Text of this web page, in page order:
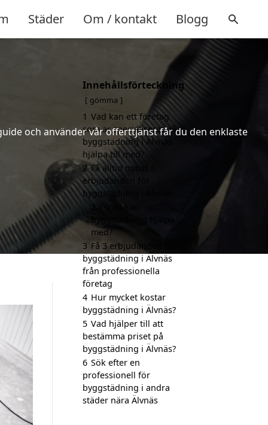
Städer Om / kontakt Blogg
och använder vår offerttjänst får du den enklaste
Innehållsförteckning
gömma
1 Vad kan ett företag
som är specialiserat på
byggstädning i Älvnäs
hjälpa till med?
2 Få alltid minst 3
erbjudanden för
byggstädning i Älvnäs
2.1
med?
3 Få 3 erbjudanden för
byggstädning i Älvnäs
från professionella
företag
4 Hur mycket kostar
byggstädning i Älvnäs?
5 Vad hjälper till att
bestämma priset på
byggstädning i Älvnäs?
6 Sök efter en
professionell för
byggstädning i andra
städer nära Älvnäs